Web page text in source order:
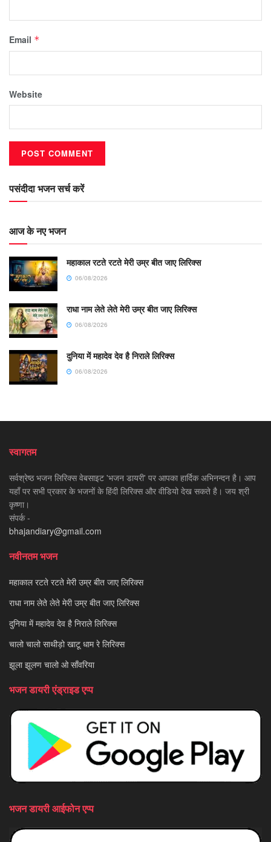
Email *
Website
पसंदीदा भजन सर्च करें
आज के नए भजन
महाकाल रटते रटते मेरी उम्र बीत जाए लिरिक्स
06/08/2026
राधा नाम लेते लेते मेरी उम्र बीत जाए लिरिक्स
06/08/2026
दुनिया में महादेव देव है निराले लिरिक्स
06/08/2026
स्वागतम
सर्वश्रेष्ठ भजन लिरिक्स वेबसाइट 'भजन डायरी' पर आपका हार्दिक अभिनन्दन है। आप
यहाँ पर सभी प्रकार के भजनों के हिंदी लिरिक्स और वीडियो देख सकते है। जय श्री
कृष्णा।
संपर्क -
bhajandiary@gmail.com
नवीनतम भजन
महाकाल रटते रटते मेरी उम्र बीत जाए लिरिक्स
राधा नाम लेते लेते मेरी उम्र बीत जाए लिरिक्स
दुनिया में महादेव देव है निराले लिरिक्स
चालो चालो साथीड़ो खाटू धाम रे लिरिक्स
झूला झूलण चालो ओ साँवरिया
भजन डायरी एंड्राइड एप्प
भजन डायरी आईफोन एप्प